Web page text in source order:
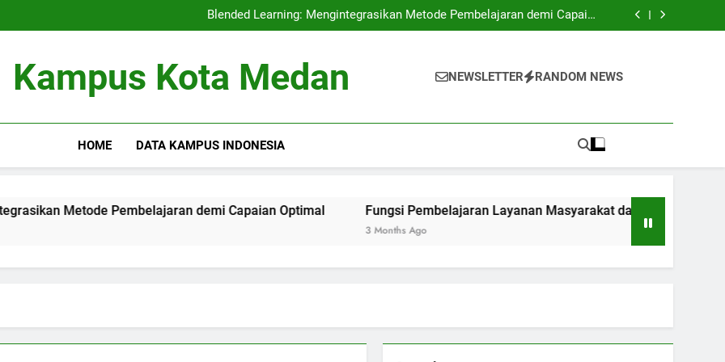
Blended Learning: Mengintegrasikan Metode Pembelajaran demi Capaian
Optimal
Fungsi Pembelajaran Layanan Masyarakat dalam meningkatkan
Blended Learning: Mengintegrasikan Metode Pembelajaran demi Capaian
Fungsi Pembelajaran Layanan Masyarakat dalam meningkatkan
Kampus Kota Medan NEWSLETTER RANDOM NEWS
HOME DATA KAMPUS INDONESIA
Metode Pembelajaran demi Capaian Optimal Fungsi Pembelajaran Layanan Masyarakat dalam meningkatkan
3 Months Ago